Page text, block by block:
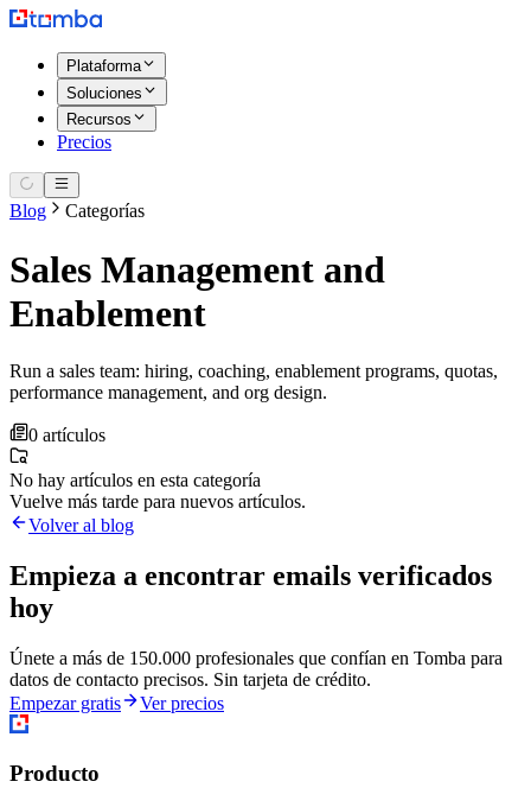
Plataforma
Soluciones
Recursos
Precios
Blog Categorías
Sales Management and
Enablement
Run a sales team: hiring, coaching, enablement programs, quotas,
performance management, and org design.
0 artículos
No hay artículos en esta categoría
Vuelve más tarde para nuevos artículos.
Volver al blog
Empieza a encontrar emails verificados
hoy
Únete a más de 150.000 profesionales que confían en Tomba para
datos de contacto precisos. Sin tarjeta de crédito.
Empezar gratis
Ver precios
Producto